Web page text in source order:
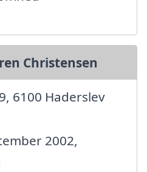
Christensen
6100 Haderslev
2002,